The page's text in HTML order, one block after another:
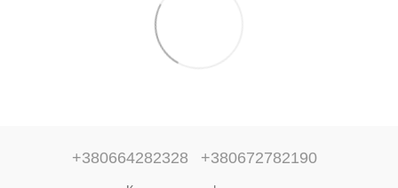
+380664282328 +380672782190